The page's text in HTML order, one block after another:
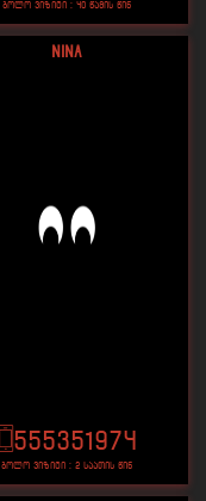
ბოლო ვიზიტი : 40 წამის წინ
nina
555351974
ბოლო ვიზიტი : 2 საათის წინ